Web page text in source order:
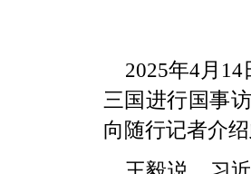
2025年4月
三国进行国事
向随行记者介绍